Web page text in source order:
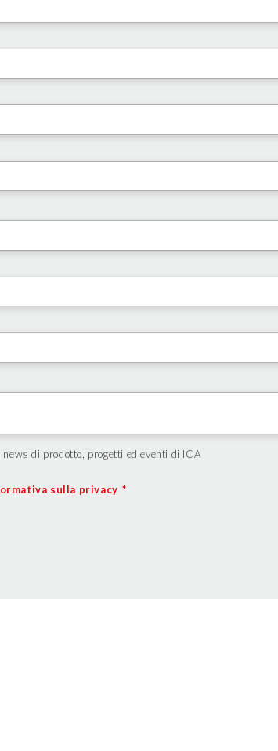
di prodotto, progetti ed eventi di ICA
*
sulla privacy